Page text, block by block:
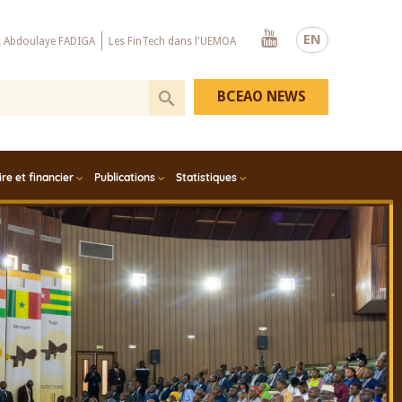
EN
Abdoulaye FADIGA Les FinTech dans l'UEMOA
Youtube
et financier Publications Statistiques
BCEAO NEWS